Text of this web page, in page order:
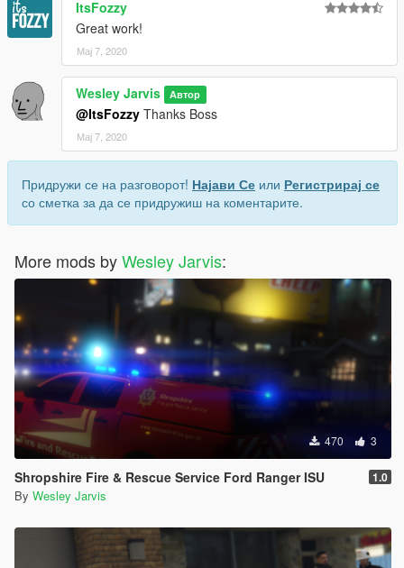
ItsFozzy
Great work!
Мај 7, 2020
Wesley Jarvis Автор
@ItsFozzy Thanks Boss
Мај 7, 2020
Придружи се на разговорот! Најави Се или Регистрирај се
со сметка за да се придружиш на коментарите.
More mods byWesley Jarvis:
470 3
Shropshire Fire & Rescue Service Ford Ranger ISU 1.0
By Wesley Jarvis